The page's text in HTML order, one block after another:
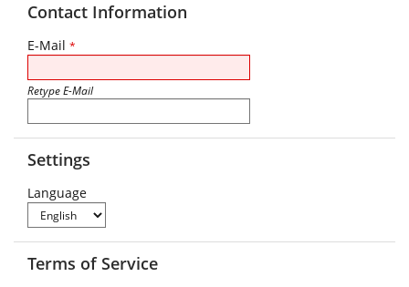
Contact Information
E-Mail *
Retype E-Mail
Settings
Language
Terms of Service